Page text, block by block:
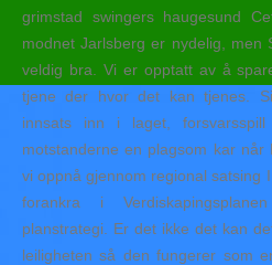
grimstad swingers haugesund
modnet Jarlsberg er nydelig, men
veldig bra. Vi er opptatt av å
tjene der hvor det kan tjenes.
innsats inn i laget,
motstanderne en plagsom kar
vi oppnå gjennom regional satsing
forankra i
planstrategi. Er det ikke det kan
leiligheten så den fungerer som